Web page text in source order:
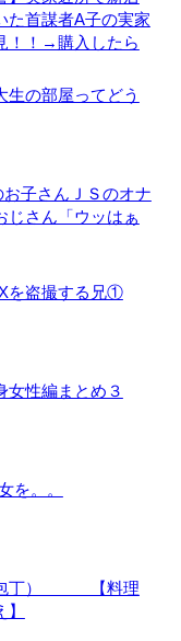
た首謀者A子の実家
！！→購入したら
生の部屋ってどう
お子さんＪＳのオナ
じさん「ウッはぁ
を盗撮する兄①
女性編まとめ３
。。
包丁） 【料理